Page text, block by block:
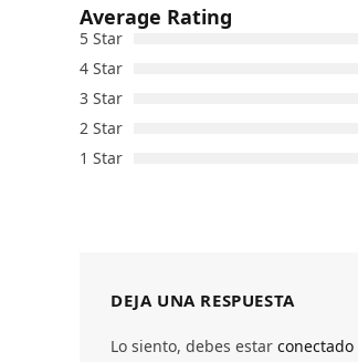
Average Rating
5 Star
4 Star
3 Star
2 Star
1 Star
DEJA UNA RESPUESTA
Lo siento, debes estar conectado